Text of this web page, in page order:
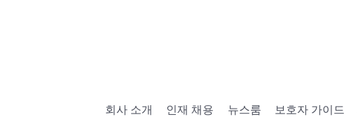
회사 소개 인재 채용 뉴스룸 보호자 가이드